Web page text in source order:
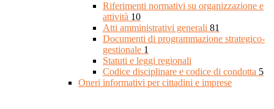
Riferimenti normativi su organizzazione e
attività 10
Atti amministrativi generali 81
Documenti di programmazione strategico-
gestionale 1
Statuti e leggi regionali
Codice disciplinare e codice di condotta 5
Oneri informativi per cittadini e imprese